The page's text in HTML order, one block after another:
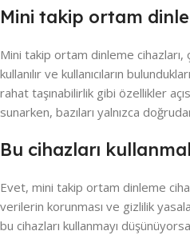
Mini takip ortam
Mini takip ortam dinleme
kullanılır ve kullanıcıların
rahat taşınabilirlik gibi özellikler
sunarken, bazıları yalnızca
Bu cihazları
Evet, mini takip ortam dinleme
verilerin korunması ve gizlilik
bu cihazları kullanmayı